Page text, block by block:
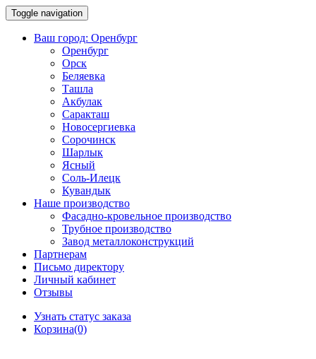
Toggle navigation
Ваш город: Оренбург
Оренбург
Орск
Беляевка
Ташла
Акбулак
Саракташ
Новосергиевка
Сорочинск
Шарлык
Ясный
Соль-Илецк
Кувандык
Наше производство
Фасадно-кровельное производство
Трубное производство
Завод металлоконструкций
Партнерам
Письмо директору
Личный кабинет
Отзывы
Узнать статус заказа
Корзина(0)